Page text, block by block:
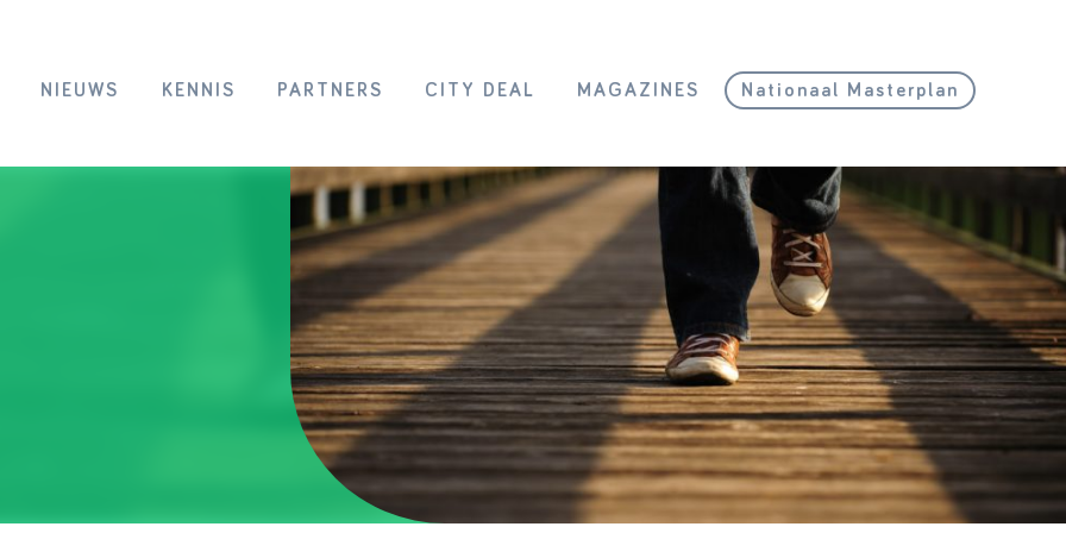
NIEUWS KENNIS PARTNERS CITY DEAL MAGAZINES Nationaal Masterplan